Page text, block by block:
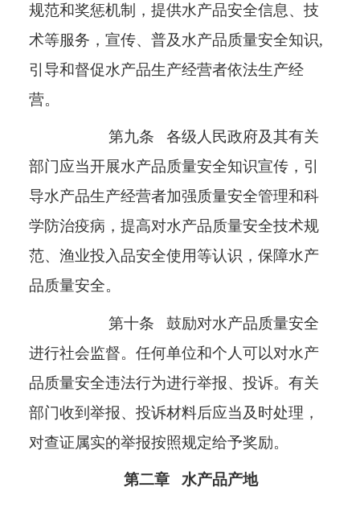
规范和奖惩机制，提供水产品安全信息、技
术等服务，宣传、普及水产品质量安全知识,
引导和督促水产品生产经营者依法生产经
营。
第九条 各级人民政府及其有关
部门应当开展水产品质量安全知识宣传，引
导水产品生产经营者加强质量安全管理和科
学防治疫病，提高对水产品质量安全技术规
范、渔业投入品安全使用等认识，保障水产
品质量安全。
第十条 鼓励对水产品质量安全
进行社会监督。任何单位和个人可以对水产
品质量安全违法行为进行举报、投诉。有关
部门收到举报、投诉材料后应当及时处理，
对查证属实的举报按照规定给予奖励。
第二章 水产品产地